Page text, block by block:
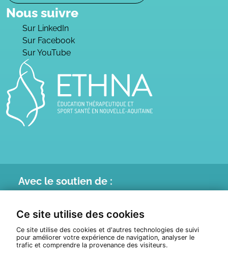
Ce site utilise des cookies
Ce site utilise des cookies et d'autres technologies de suivi
pour améliorer votre expérience de navigation, analyser le
trafic et comprendre la provenance des visiteurs.
Nous suivre
Sur LinkedIn
Sur Facebook
Sur YouTube
Avec le soutien de :